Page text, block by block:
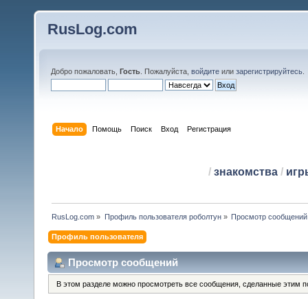
RusLog.com
Добро пожаловать, Гость . Пожалуйста, войдите или зарегистрируйтесь
Начало Помощь Поиск Вход Регистрация
/ знакомства/
RusLog.com » Профиль пользователя роболтун» Просмотр сообщений
Профиль пользователя
Просмотр сообщений
В этом разделе можно просмотреть все сообщения, сделанные этим